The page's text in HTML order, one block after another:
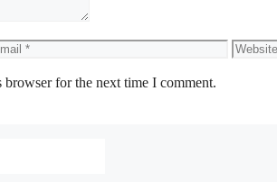
Website
for the next time I comment.